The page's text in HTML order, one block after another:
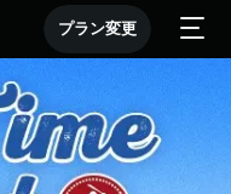
プラン変更